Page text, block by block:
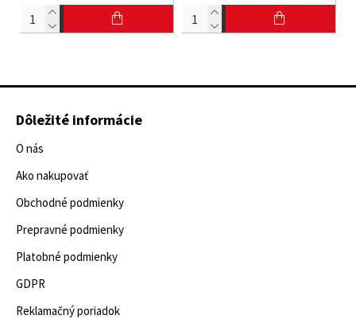
Dôležité informácie
O nás
Ako nakupovať
Obchodné podmienky
Prepravné podmienky
Platobné podmienky
GDPR
Reklamačný poriadok